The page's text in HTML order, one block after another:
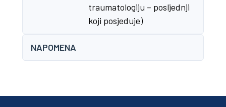
traumatologiju – posljednji
koji posjeduje)
NAPOMENA